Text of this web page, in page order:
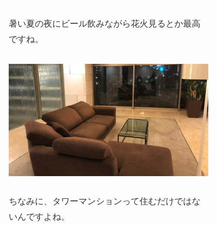
暑い夏の夜にビール飲みながら花火見るとか最高
ですね。
ちなみに、タワーマンションって住むだけではな
いんですよね。